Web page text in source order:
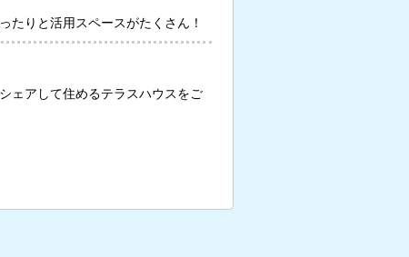
たりと活用スペースがたくさん！
ェアして住めるテラスハウスをご